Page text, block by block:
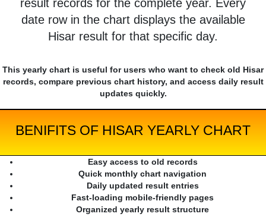
result records for the complete year. Every
date row in the chart displays the available
Hisar result for that specific day.
This yearly chart is useful for users who want to check old Hisar
records, compare previous chart history, and access daily result
updates quickly.
BENIFITS OF HISAR YEARLY CHART
Easy access to old records
Quick monthly chart navigation
Daily updated result entries
Fast-loading mobile-friendly pages
Organized yearly result structure